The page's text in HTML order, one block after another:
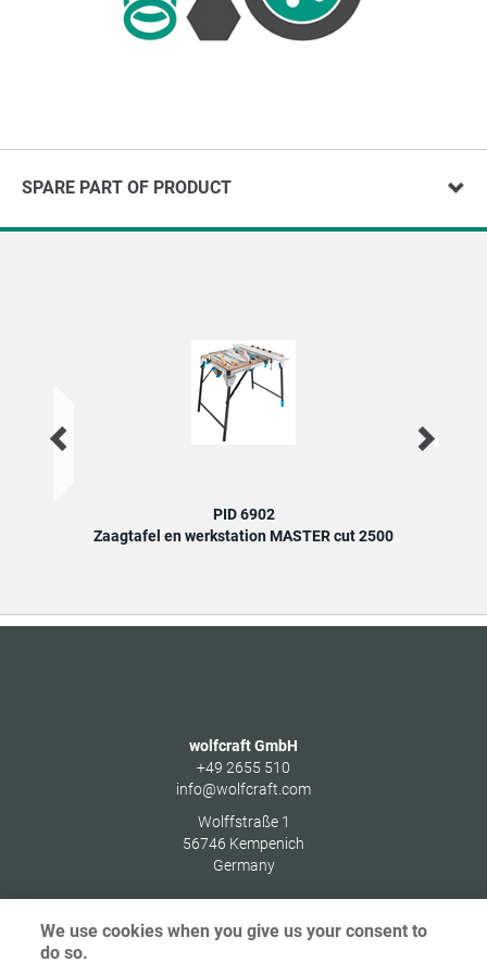
SPARE PART OF PRODUCT
PID 6902
Zaagtafel en werkstation MASTER cut 2500
wolfcraft GmbH
+49 2655 510
info@wolfcraft.com
Wolffstraße 1
56746 Kempenich
Germany
We use cookies when you give us your consent to
do so.